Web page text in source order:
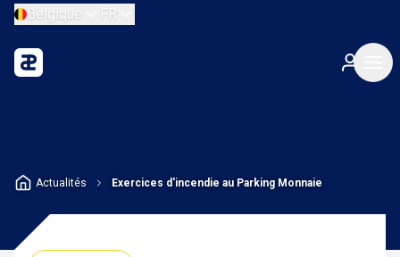
Belgique FR
Actualités Exercices d'incendie au Parking Monnaie